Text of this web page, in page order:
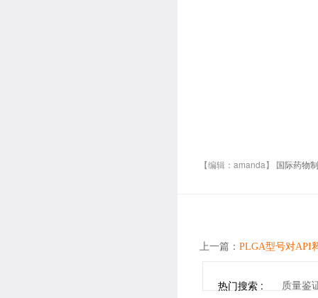
【编辑：amanda】 国际药物
上一篇：PLGA型号对API
热门搜索 :
质量鉴